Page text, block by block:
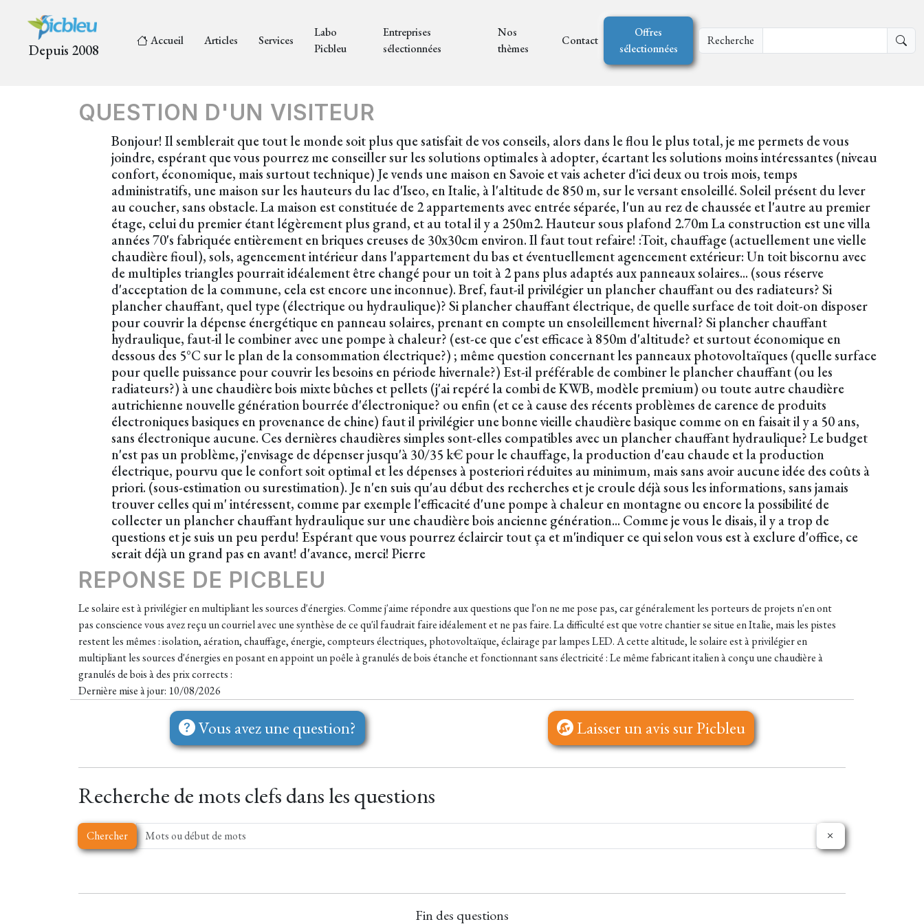
Depuis 2008
Accueil Articles Services
Labo
Picbleu
Entreprises
sélectionnées
Nos
thèmes
Contact
Offres
sélectionnées
Recherche
QUESTION D'UN VISITEUR
Bonjour! Il semblerait que tout le monde soit plus que satisfait de vos conseils, alors dans le flou le plus total, je me permets de vous
joindre, espérant que vous pourrez me conseiller sur les solutions optimales à adopter, écartant les solutions moins intéressantes (niveau
confort, économique, mais surtout technique) Je vends une maison en Savoie et vais acheter d'ici deux ou trois mois, temps
administratifs, une maison sur les hauteurs du lac d'Iseo, en Italie, à l'altitude de 850 m, sur le versant ensoleillé. Soleil présent du lever
au coucher, sans obstacle. La maison est constituée de 2 appartements avec entrée séparée, l'un au rez de chaussée et l'autre au premier
étage, celui du premier étant légèrement plus grand, et au total il y a 250m2. Hauteur sous plafond 2.70m La construction est une villa
années 70's fabriquée entièrement en briques creuses de 30x30cm environ. Il faut tout refaire! :Toit, chauffage (actuellement une vielle
chaudière fioul), sols, agencement intérieur dans l'appartement du bas et éventuellement agencement extérieur: Un toit biscornu avec
de multiples triangles pourrait idéalement être changé pour un toit à 2 pans plus adaptés aux panneaux solaires... (sous réserve
d'acceptation de la commune, cela est encore une inconnue). Bref, faut-il privilégier un plancher chauffant ou des radiateurs? Si
plancher chauffant, quel type (électrique ou hydraulique)? Si plancher chauffant électrique, de quelle surface de toit doit-on disposer
pour couvrir la dépense énergétique en panneau solaires, prenant en compte un ensoleillement hivernal? Si plancher chauffant
hydraulique, faut-il le combiner avec une pompe à chaleur? (est-ce que c'est efficace à 850m d'altitude? et surtout économique en
dessous des 5°C sur le plan de la consommation électrique?) ; même question concernant les panneaux photovoltaïques (quelle surface
pour quelle puissance pour couvrir les besoins en période hivernale?) Est-il préférable de combiner le plancher chauffant (ou les
radiateurs?) à une chaudière bois mixte bûches et pellets (j'ai repéré la combi de KWB, modèle premium) ou toute autre chaudière
autrichienne nouvelle génération bourrée d'électronique? ou enfin (et ce à cause des récents problèmes de carence de produits
électroniques basiques en provenance de chine) faut il privilégier une bonne vieille chaudière basique comme on en faisait il y a 50 ans,
sans électronique aucune. Ces dernières chaudières simples sont-elles compatibles avec un plancher chauffant hydraulique? Le budget
n'est pas un problème, j'envisage de dépenser jusqu'à 30/35 k€ pour le chauffage, la production d'eau chaude et la production
électrique, pourvu que le confort soit optimal et les dépenses à posteriori réduites au minimum, mais sans avoir aucune idée des coûts à
priori. (sous-estimation ou surestimation). Je n'en suis qu'au début des recherches et je croule déjà sous les informations, sans jamais
trouver celles qui m' intéressent, comme par exemple l'efficacité d'une pompe à chaleur en montagne ou encore la possibilité de
collecter un plancher chauffant hydraulique sur une chaudière bois ancienne génération... Comme je vous le disais, il y a trop de
questions et je suis un peu perdu! Espérant que vous pourrez éclaircir tout ça et m'indiquer ce qui selon vous est à exclure d'office, ce
serait déjà un grand pas en avant! d'avance, merci! Pierre
REPONSE DE PICBLEU
Le solaire est à privilégier en multipliant les sources d'énergies. Comme j'aime répondre aux questions que l'on ne me pose pas, car généralement les porteurs de projets n'en ont
pas conscience vous avez reçu un courriel avec une synthèse de ce qu'il faudrait faire idéalement et ne pas faire. La difficulté est que votre chantier se situe en Italie, mais les pistes
restent les mêmes : isolation, aération, chauffage, énergie, compteurs électriques, photovoltaïque, éclairage par lampes LED. A cette altitude, le solaire est à privilégier en
multipliant les sources d'énergies en posant en appoint un poêle à granulés de bois étanche et fonctionnant sans électricité : Le même fabricant italien à conçu une chaudière à
granulés de bois à des prix corrects :
Dernière mise à jour: 10/08/2026
Vous avez une question? Laisser un avis sur Picbleu
Recherche de mots clefs dans les questions
Chercher
Fin des questions